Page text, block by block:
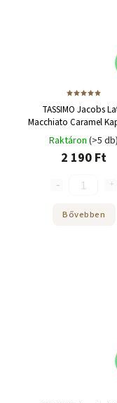
TASSIMO Jacobs
Macchiato Caramel
Raktáron (>5 db)
2 190 Ft
Bővebben